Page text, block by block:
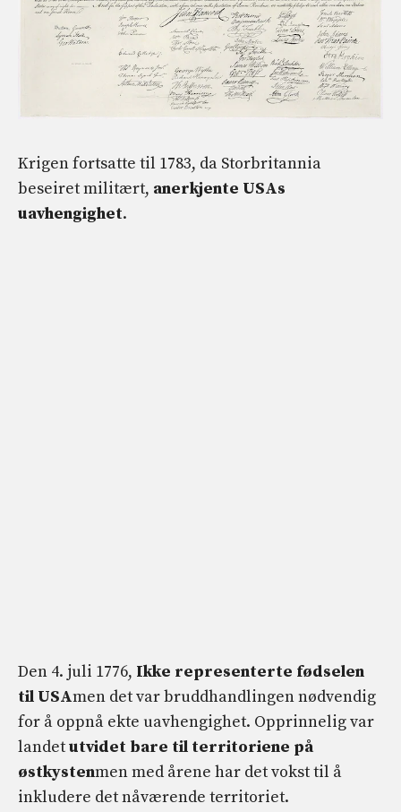
Krigen fortsatte til 1783, da Storbritannia
beseiret militært, anerkjente USAs
uavhengighet.
Den 4. juli 1776, Ikke representerte fødselen
til USAmen det var bruddhandlingen nødvendig
for å oppnå ekte uavhengighet. Opprinnelig var
landetutvidet bare til territoriene på
østkystenmen med årene har det vokst til å
inkludere det nåværende territoriet.